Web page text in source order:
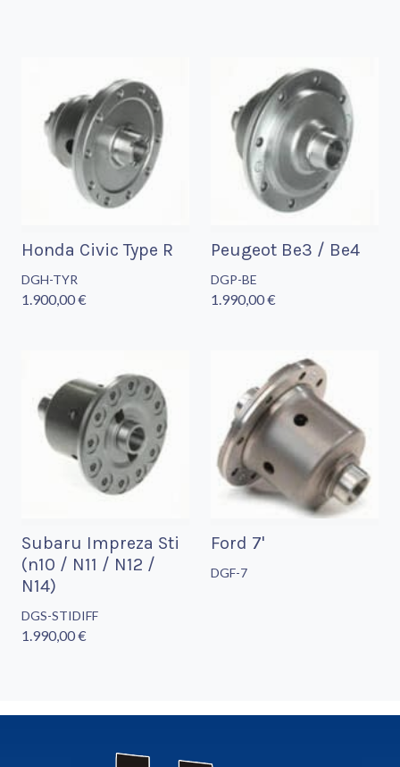
Honda Civic Type R
DGH-TYR
1.900,00 €
Peugeot Be3 / Be4
DGP-BE
1.990,00 €
Subaru Impreza Sti
(n10 / N11 / N12 /
N14)
DGS-STIDIFF
1.990,00 €
Ford 7'
DGF-7